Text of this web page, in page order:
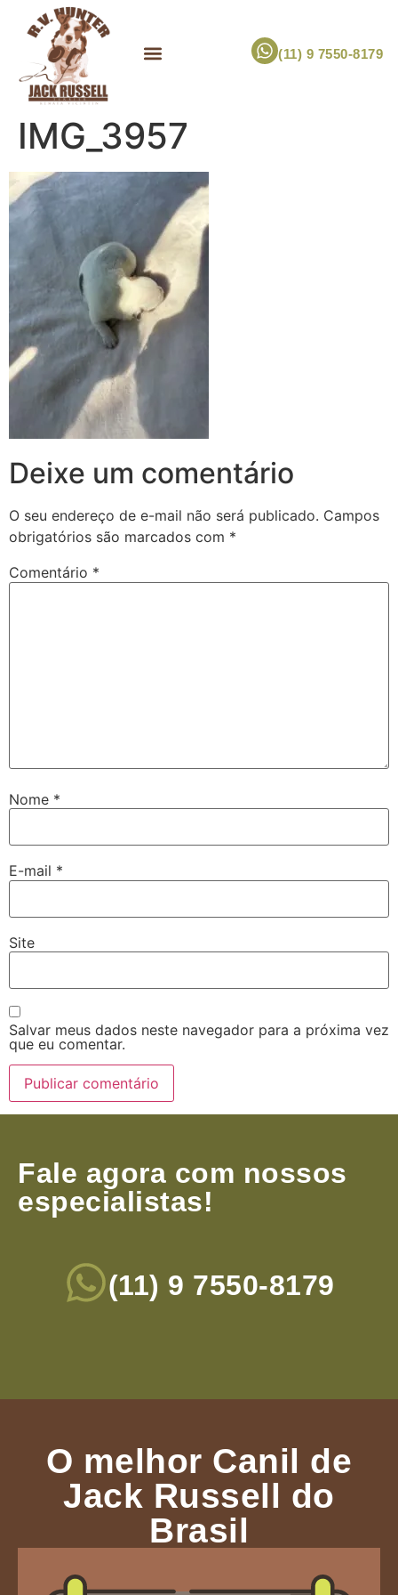
(11) 9 7550-8179
IMG_3957
Deixe um comentário
O seu endereço de e-mail não será publicado. Campos
obrigatórios são marcados com *
Comentário *
Nome *
E-mail *
Site
Salvar meus dados neste navegador para a próxima vez
que eu comentar.
Fale agora com nossos
especialistas!
(11) 9 7550-8179
O melhor Canil de
Jack Russell do
Brasil